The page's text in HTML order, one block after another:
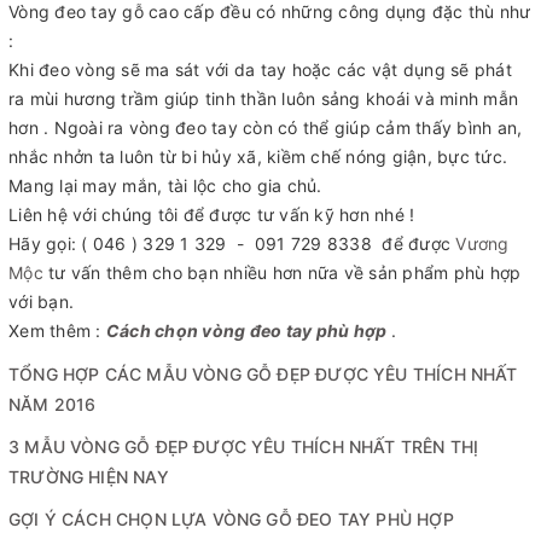
Vòng đeo tay gỗ cao cấp đều có những công dụng đặc thù như
:
Khi đeo vòng sẽ ma sát với da tay hoặc các vật dụng sẽ phát
ra mùi hương trầm giúp tinh thần luôn sảng khoái và minh mẫn
hơn . Ngoài ra vòng đeo tay còn có thể giúp cảm thấy bình an,
nhắc nhởn ta luôn từ bi hủy xã, kiềm chế nóng giận, bực tức.
Mang lại may mắn, tài lộc cho gia chủ.
Liên hệ với chúng tôi để được tư vấn kỹ hơn nhé !
Hãy gọi: ( 046 ) 329 1 329 - 091 729 8338 để được Vương
Mộc tư vấn thêm cho bạn nhiều hơn nữa về sản phẩm phù hợp
với bạn.
Xem thêm : Cách chọn vòng đeo tay phù hợp .
TỔNG HỢP CÁC MẪU VÒNG GỖ ĐẸP ĐƯỢC YÊU THÍCH NHẤT
NĂM 2016
3 MẪU VÒNG GỖ ĐẸP ĐƯỢC YÊU THÍCH NHẤT TRÊN THỊ
TRƯỜNG HIỆN NAY
GỢI Ý CÁCH CHỌN LỰA VÒNG GỖ ĐEO TAY PHÙ HỢP